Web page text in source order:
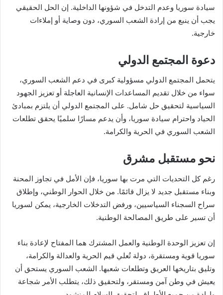
سيادة سوريا وعدم التدخل في شؤونها الداخلية. إن الحل الحقيقي
يجب أن ينبع من إرادة الشعب السوري، دون وصاية أو إملاءات
خارجية.
دعوة المجتمع الدولي
يتحمل المجتمع الدولي مسؤولية كبرى في دعم الشعب السوري،
سواء من خلال تقديم المساعدات الإنسانية العاجلة أو تعزيز الجهود
السياسية لتحقيق حل شامل. على المجتمع الدولي أن يلتزم بمبادئ
الحياد واحترام سيادة سوريا، وأن يدعم مسارًا سلميًا يحقق تطلعات
الشعب السوري في الحرية والكرامة.
نحو مستقبل مشرق
رغم كل التحديات التي مرت بها سوريا، فإن الأمل في تجاوز المحنة
وبناء مستقبل جديد لا يزال قائمًا. من خلال الحوار الوطني، وإطلاق
سراح السجناء السياسيين، ورفض التدخلات الخارجية، يمكن لسوريا
أن تسير على طريق المصالحة الوطنية.
إن تعزيز الوحدة الوطنية والعمل المشترك هما المفتاح لإعادة بناء
سوريا قوية ومستقرة، دولة تُعلي قيم الحرية والعدالة والكرامة،
وتليق بتاريخها العريق وتطلعات شعبها. الشعب السوري يستحق أن
يعيش في وطن آمن ومستقر، ولتحقيق ذلك، يتطلب الأمر شجاعة